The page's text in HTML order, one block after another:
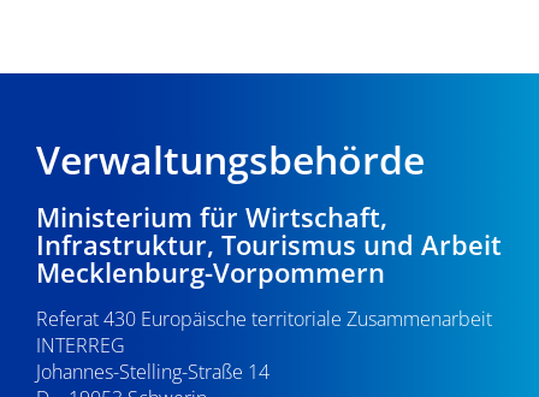
Verwaltungsbehörde
Ministerium für Wirtschaft,
Infrastruktur, Tourismus und Arbeit
Mecklenburg-Vorpommern
Referat 430 Europäische territoriale Zusammenarbeit
INTERREG
Johannes-Stelling-Straße 14